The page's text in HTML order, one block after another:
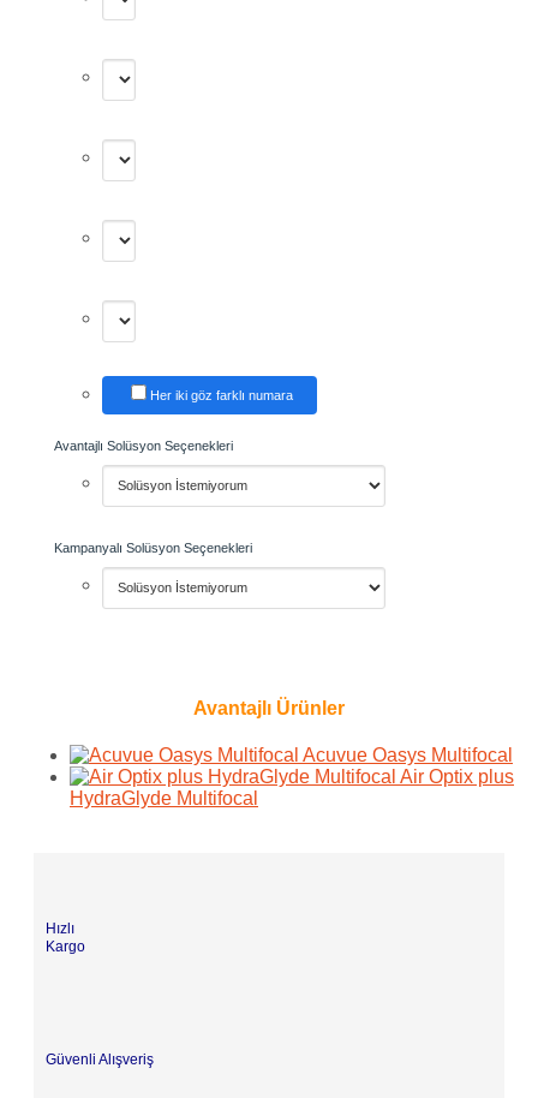
Her iki göz farklı numara
Avantajlı Solüsyon Seçenekleri
Kampanyalı Solüsyon Seçenekleri
Avantajlı Ürünler
Acuvue Oasys Multifocal
Air Optix plus
HydraGlyde Multifocal
Hızlı
Kargo
Güvenli Alışveriş